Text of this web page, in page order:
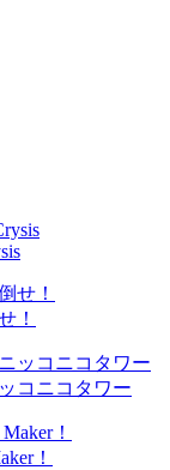
！
コニコタワー
！